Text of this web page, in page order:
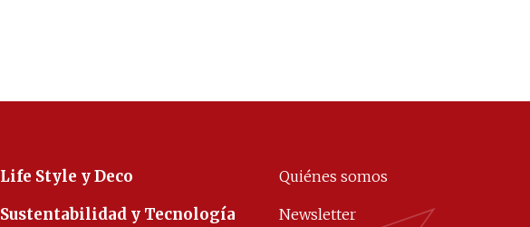
Life Style y Deco
Sustentabilidad y Tecnología
Quiénes somos
Newsletter